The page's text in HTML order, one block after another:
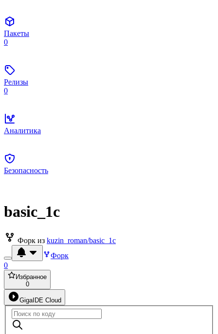
Пакеты
0
Релизы
0
Аналитика
Безопасность
basic_1c
Форк из kuzin_roman/basic_1c
Форк
0
Избранное
0
GigaIDE Cloud